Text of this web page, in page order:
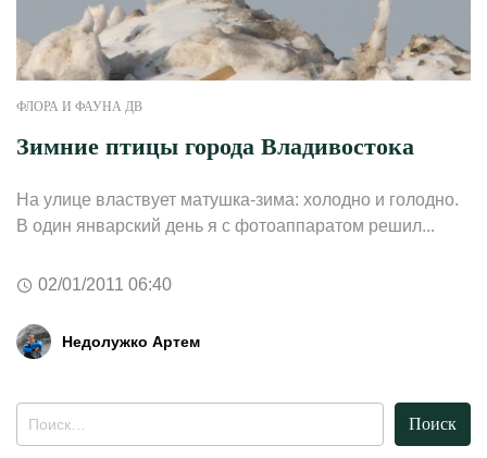
ФЛОРА И ФАУНА ДВ
Зимние птицы города Владивостока
На улице властвует матушка-зима: холодно и голодно.
В один январский день я с фотоаппаратом решил...
02/01/2011 06:40
Недолужко Артем